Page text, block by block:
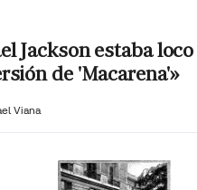
Jackson estaba loco
de 'Macarena'»
Viana